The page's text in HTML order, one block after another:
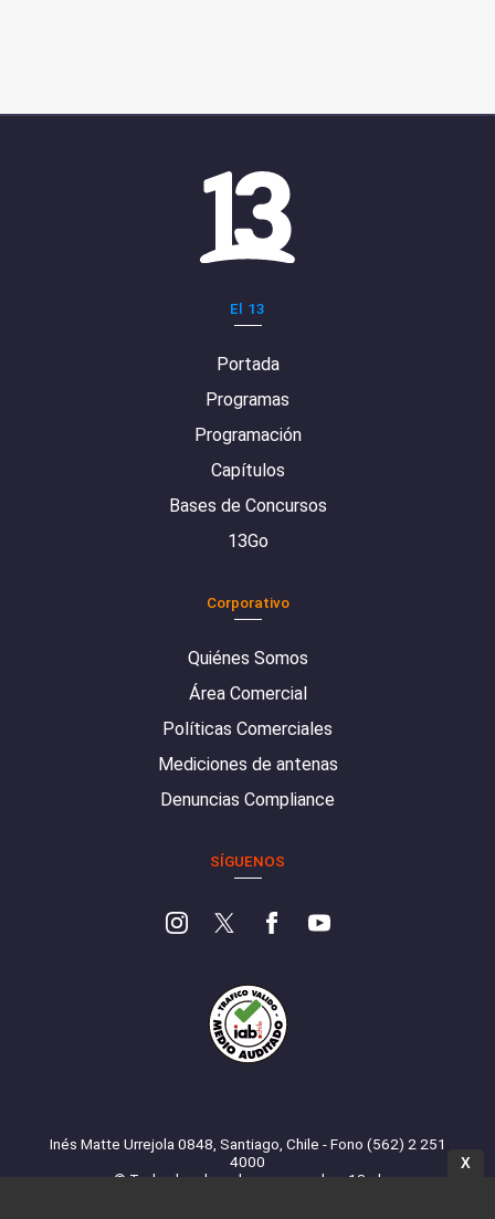
El 13
Portada
Programas
Programación
Capítulos
Bases de Concursos
13Go
Corporativo
Quiénes Somos
Área Comercial
Políticas Comerciales
Mediciones de antenas
Denuncias Compliance
SÍGUENOS
Inés Matte Urrejola 0848, Santiago, Chile - Fono (562) 2 251
4000
© Todos los derechos reservados. 13.cl
X